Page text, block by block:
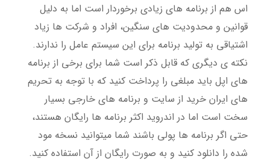
اس هم از برنامه های زیادی برخوردار است اما به دلیل
قوانین و محدودیت های سنگین، افراد و شرکت ها زیاد
اشتیاقی به تولید برنامه برای این سیستم عامل را ندارند.
نکته ی دیگری که قابل ذکر است شما برای برخی از برنامه
های اپل باید مبلغی را پرداخت کنید که با توجه به تحریم
های ایران خرید از سایت و برنامه های خارجی بسیار
سخت است اما در اندروید اکثر برنامه ها رایگان هستند،
حتی اگر برنامه ها پولی باشند شما میتوانید نسخه مود
شده را دانلود کنید و به صورت رایگان از آن استفاده کنید.